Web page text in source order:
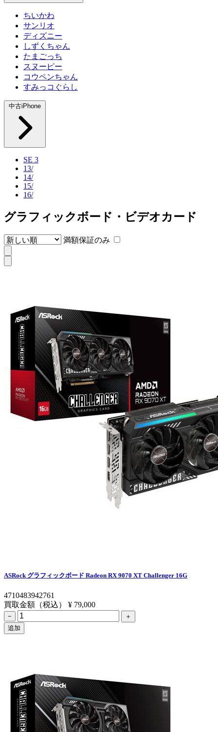
ちいかわ
サンリオ
ディズニー
しずくちゃん
たまごっち
スヌーピー
コウペンちゃん
すみっコぐらし
中古iPhone
SE 3
13/
14/
15/
16/
グラフィックボード・ビデオカード
満額保証のみ
ASRock グラフィックボード Radeon RX 9070 XT Challenger 16G
4710483942761
買取金額（税込）
¥ 79,000
−
＋
追加